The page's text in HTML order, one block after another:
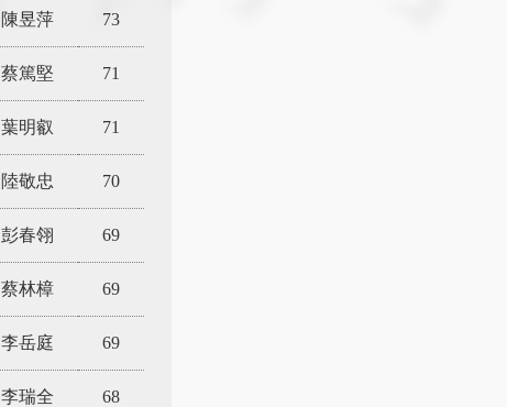
陳昱萍 73
蔡篤堅 71
葉明叡 71
陸敬忠 70
彭春翎 69
蔡林樟 69
李岳庭 69
李瑞全 68